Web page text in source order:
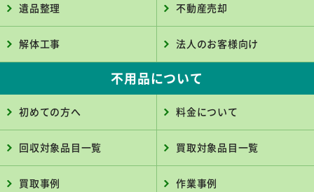
遺品整理 不動産売却
解体工事 法人のお客様向け
不用品について
初めての方へ 料金について
回収対象品目一覧 買取対象品目一覧
買取事例 作業事例